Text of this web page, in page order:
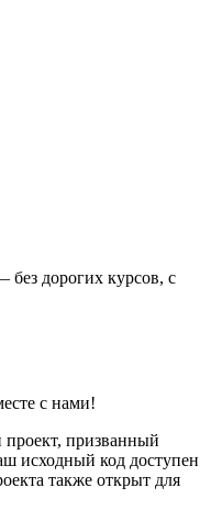
дорогих курсов, с
c нами!
призванный
исходный код доступен
также открыт для